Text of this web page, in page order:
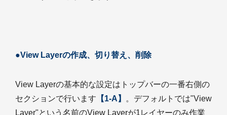
●View Layerの作成、切り替え、削除
View Layerの基本的な設定はトップバーの一番右側の
セクションで行います 【1-A】
。デフォルトでは"View
Layer"という名前のView Layerが1レイヤーのみ作業